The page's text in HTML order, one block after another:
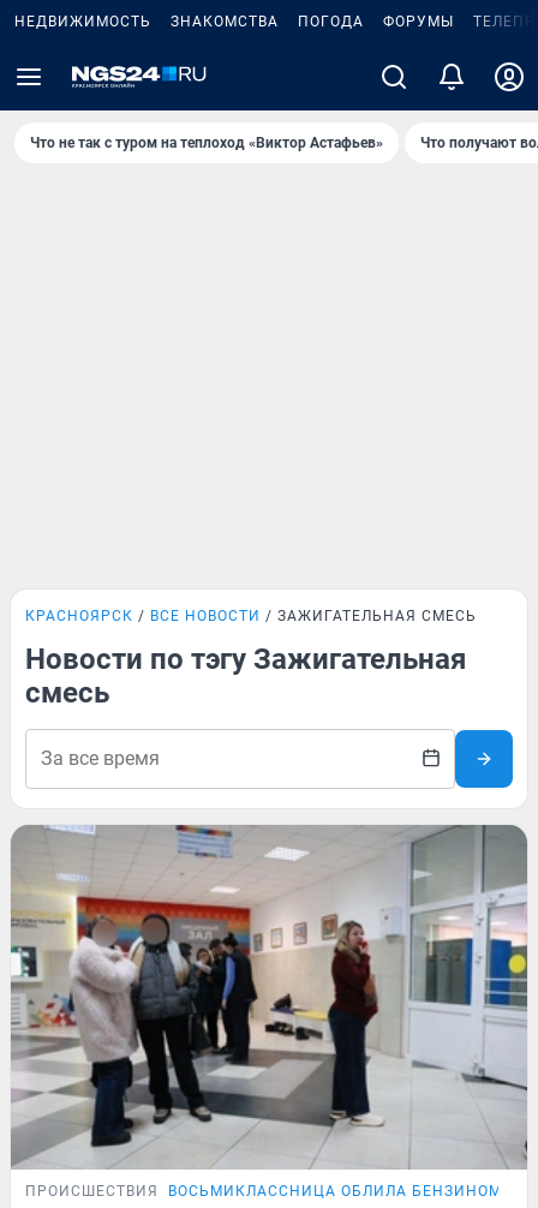
НЕДВИЖИМОСТЬ ЗНАКОМСТВА ПОГОДА ФОРУМЫ
Что не так с туром на теплоход «Виктор Астафьев» Что получают
КРАСНОЯРСК ВСЕ НОВОСТИ ЗАЖИГАТЕЛЬНАЯ СМЕСЬ
Новости по тэгу Зажигательная
смесь
ПРОИСШЕСТВИЯ ВОСЬМИКЛАССНИЦА ОБЛИЛА БЕНЗИНОМ